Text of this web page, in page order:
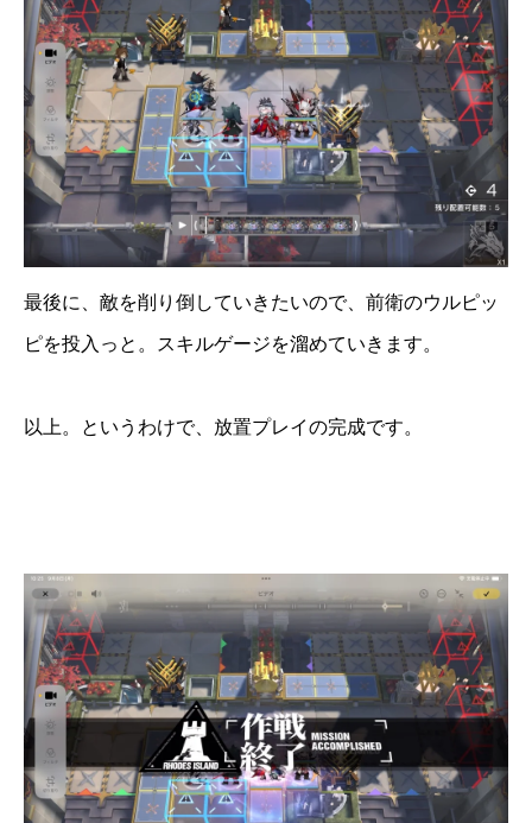
最後に、敵を削り倒していきたいので、前衛のウルピッ
ピを投入っと。スキルゲージを溜めていきます。
以上。というわけで、放置プレイの完成です。